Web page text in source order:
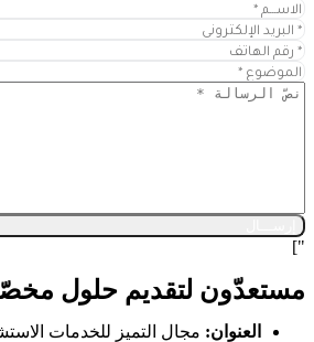
"]
مستعدّون لتقديم حلول
العنوان: مجال التميز للخدمات